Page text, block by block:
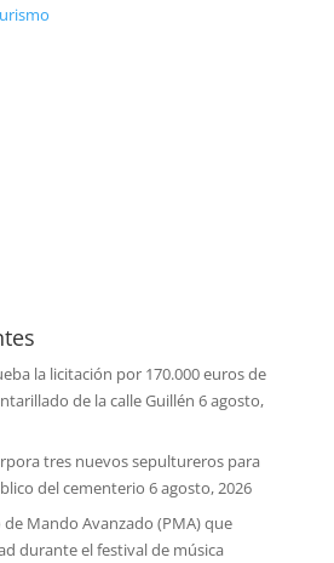
la licitación por 170.000 euros de
de la calle Guillén 6 agosto,
tres nuevos sepultureros para
del cementerio 6 agosto, 2026
Mando Avanzado (PMA) que
durante el festival de música